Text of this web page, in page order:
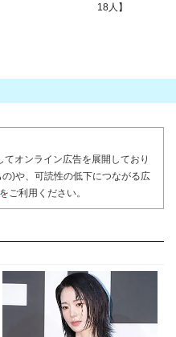
18人】
オンライン広告を展開しており
)や、可読性の低下につながる広
をご利用ください。